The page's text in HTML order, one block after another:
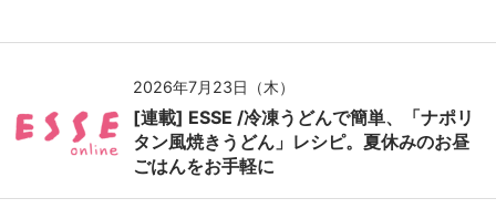
2026年7月23日（木）
[連載] ESSE /冷凍うどんで簡単、「ナポリ
タン風焼きうどん」レシピ。夏休みのお昼
ごはんをお手軽に